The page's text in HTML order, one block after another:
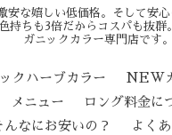
な嬉しい低価格。そして安
ちも3倍だからコスパも抜
ガニックカラー専門店です。
クハーブカラー NEW
メニュー ロング料金に
んなにお安いの？ よく